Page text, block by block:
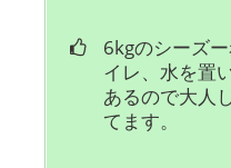
6kgのシーズ
イレ、水を置
あるので大人
てます。